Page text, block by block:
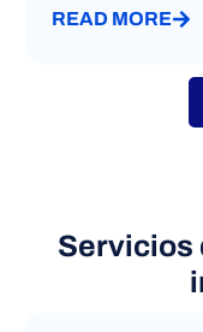
READ MORE
Servicios